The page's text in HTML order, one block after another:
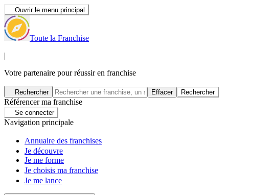
Ouvrir le menu principal
Toute la Franchise
|
Votre partenaire pour réussir en franchise
Rechercher Effacer Rechercher
Référencer ma franchise
Se connecter
Navigation principale
Annuaire des franchises
Je découvre
Je me forme
Je choisis ma franchise
Je me lance